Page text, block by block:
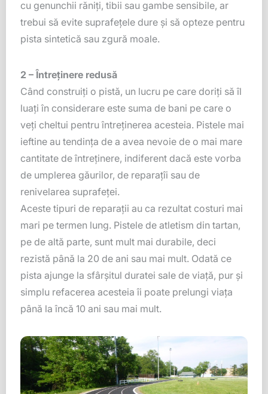
cu genunchii răniți, tibii sau gambe sensibile, ar
trebui să evite suprafețele dure și să opteze pentru
pista sintetică sau zgură moale.
2 – Întreținere redusă
Când construiți o pistă, un lucru pe care doriți să îl
luați în considerare este suma de bani pe care o
veți cheltui pentru întreținerea acesteia. Pistele mai
ieftine au tendința de a avea nevoie de o mai mare
cantitate de întreținere, indiferent dacă este vorba
de umplerea găurilor, de reparațîi sau de
renivelarea suprafeței.
Aceste tipuri de reparații au ca rezultat costuri mai
mari pe termen lung. Pistele de atletism din tartan,
pe de altă parte, sunt mult mai durabile, deci
rezistă până la 20 de ani sau mai mult. Odată ce
pista ajunge la sfârșitul duratei sale de viață, pur și
simplu refacerea acesteia îi poate prelungi viața
până la încă 10 ani sau mai mult.